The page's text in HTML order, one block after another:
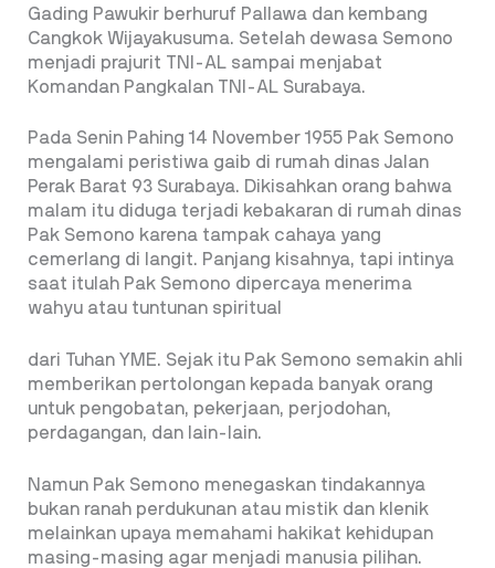
Gading Pawukir berhuruf Pallawa dan kembang
Cangkok Wijayakusuma. Setelah dewasa Semono
menjadi prajurit TNI-AL sampai menjabat
Komandan Pangkalan TNI-AL Surabaya.
Pada Senin Pahing 14 November 1955 Pak Semono
mengalami peristiwa gaib di rumah dinas Jalan
Perak Barat 93 Surabaya. Dikisahkan orang bahwa
malam itu diduga terjadi kebakaran di rumah dinas
Pak Semono karena tampak cahaya yang
cemerlang di langit. Panjang kisahnya, tapi intinya
saat itulah Pak Semono dipercaya menerima
wahyu atau tuntunan spiritual
dari Tuhan YME. Sejak itu Pak Semono semakin ahli
memberikan pertolongan kepada banyak orang
untuk pengobatan, pekerjaan, perjodohan,
perdagangan, dan lain-lain.
Namun Pak Semono menegaskan tindakannya
bukan ranah perdukunan atau mistik dan klenik
melainkan upaya memahami hakikat kehidupan
masing-masing agar menjadi manusia pilihan.